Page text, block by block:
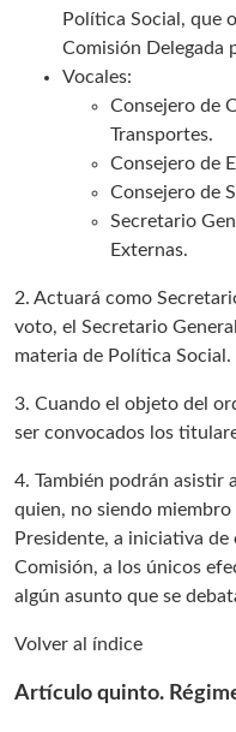
Política Social, que
Comisión Delegada
Vocales:
Consejero de
Transportes.
Consejero de
Consejero de
Secretario
Externas.
2. Actuará como
voto, el Secretario
materia de Política Social.
3. Cuando el objeto del
ser convocados los
4. También podrán asistir
quien, no siendo miembro
Presidente, a iniciativa
Comisión, a los únicos
algún asunto que se
Volver al índice
Artículo quinto.